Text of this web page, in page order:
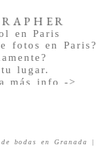
en Paris
fotos en Paris?
lugar.
más info ->
bodas en Granada |